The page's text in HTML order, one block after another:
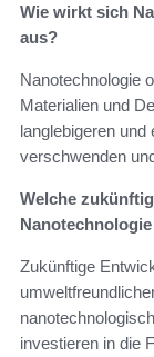
Wie wirkt sich
aus?
Nanotechnologie
Materialien und
langlebigeren und
verschwenden
Welche
Zukünftige
investieren in die